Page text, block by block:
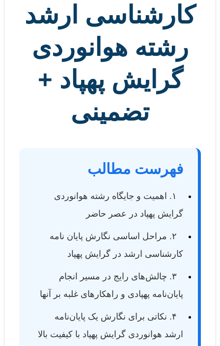
کارشناسی ارشد
رشته هوانوردی
گرایش پهپاد +
تضمینی
فهرست مطالب
۱. اهمیت و جایگاه رشته هوانوردی
گرایش پهپاد در عصر حاضر
۲. مراحل اساسی نگارش پایان نامه
کارشناسی ارشد در گرایش پهپاد
۳. چالش‌های رایج در مسیر انجام
پایان‌نامه پهپادی و راهکارهای غلبه بر آنها
۴. نکاتی برای نگارش یک پایان‌نامه
ارشد هوانوردی گرایش پهپاد با کیفیت بالا